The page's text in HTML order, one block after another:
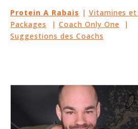
Protein A Rabais | Vitamines
Packages | Coach Only One |
Suggestions des Coachs
MARQUES
keyboard_arrow_right
PACKAGES
keyboard_arrow_right
CI
LIQUIDATION
PARTENAIRES